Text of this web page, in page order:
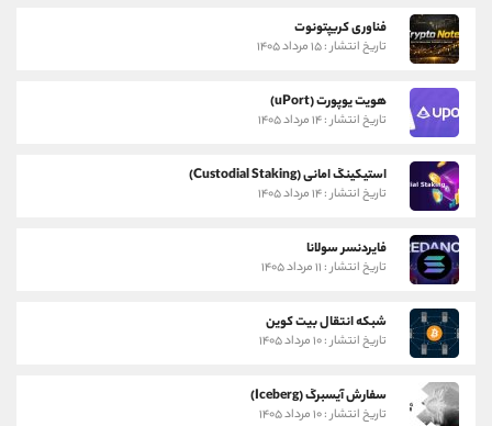
فناوری کریپتونوت
تاریخ انتشار : ۱۵ مرداد ۱۴۰۵
هویت یوپورت (uPort)
تاریخ انتشار : ۱۴ مرداد ۱۴۰۵
استیکینگ امانی (Custodial Staking)
تاریخ انتشار : ۱۴ مرداد ۱۴۰۵
فایردنسر سولانا
تاریخ انتشار : ۱۱ مرداد ۱۴۰۵
شبکه انتقال بیت کوین
تاریخ انتشار : ۱۰ مرداد ۱۴۰۵
سفارش آیسبرگ (Iceberg)
تاریخ انتشار : ۱۰ مرداد ۱۴۰۵